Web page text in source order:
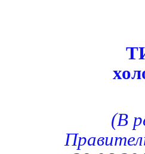
(В